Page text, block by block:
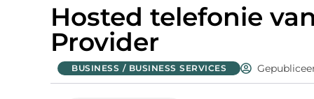
Hosted telefonie
Provider
BUSINESS / BUSINESS SERVICES